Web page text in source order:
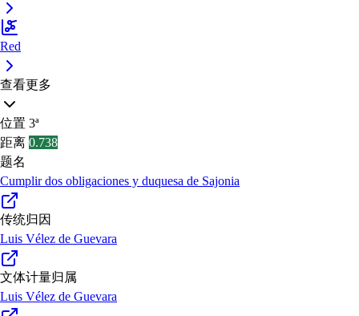
Red
查看更多
位置 3ª
距离 0.738
题名
Cumplir dos obligaciones y duquesa de Sajonia
传统归因
Luis Vélez de Guevara
文体计量归属
Luis Vélez de Guevara